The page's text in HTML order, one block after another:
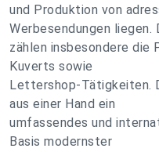
und Produktion von
Werbesendungen liegen.
zählen insbesondere die
Kuverts sowie
Lettershop-Tätigkeiten.
aus einer Hand ein
umfassendes und
Basis modernster